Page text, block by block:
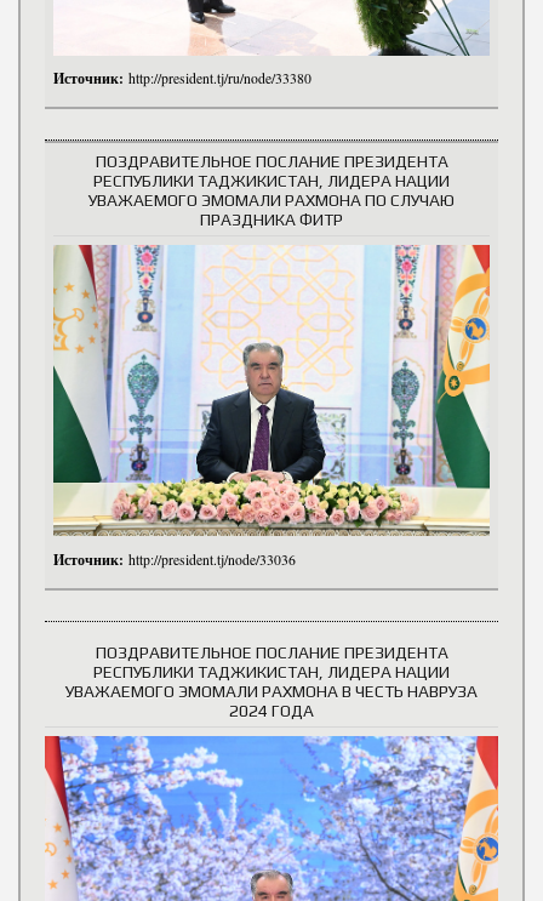
Источник: http://president.tj/ru/node/33380
ПОЗДРАВИТЕЛЬНОЕ ПОСЛАНИЕ ПРЕЗИДЕНТА
РЕСПУБЛИКИ ТАДЖИКИСТАН, ЛИДЕРА НАЦИИ
УВАЖАЕМОГО ЭМОМАЛИ РАХМОНА ПО СЛУЧАЮ
ПРАЗДНИКА ФИТР
Источник: http://president.tj/node/33036
ПОЗДРАВИТЕЛЬНОЕ ПОСЛАНИЕ ПРЕЗИДЕНТА
РЕСПУБЛИКИ ТАДЖИКИСТАН, ЛИДЕРА НАЦИИ
УВАЖАЕМОГО ЭМОМАЛИ РАХМОНА В ЧЕСТЬ НАВРУЗА
2024 ГОДА